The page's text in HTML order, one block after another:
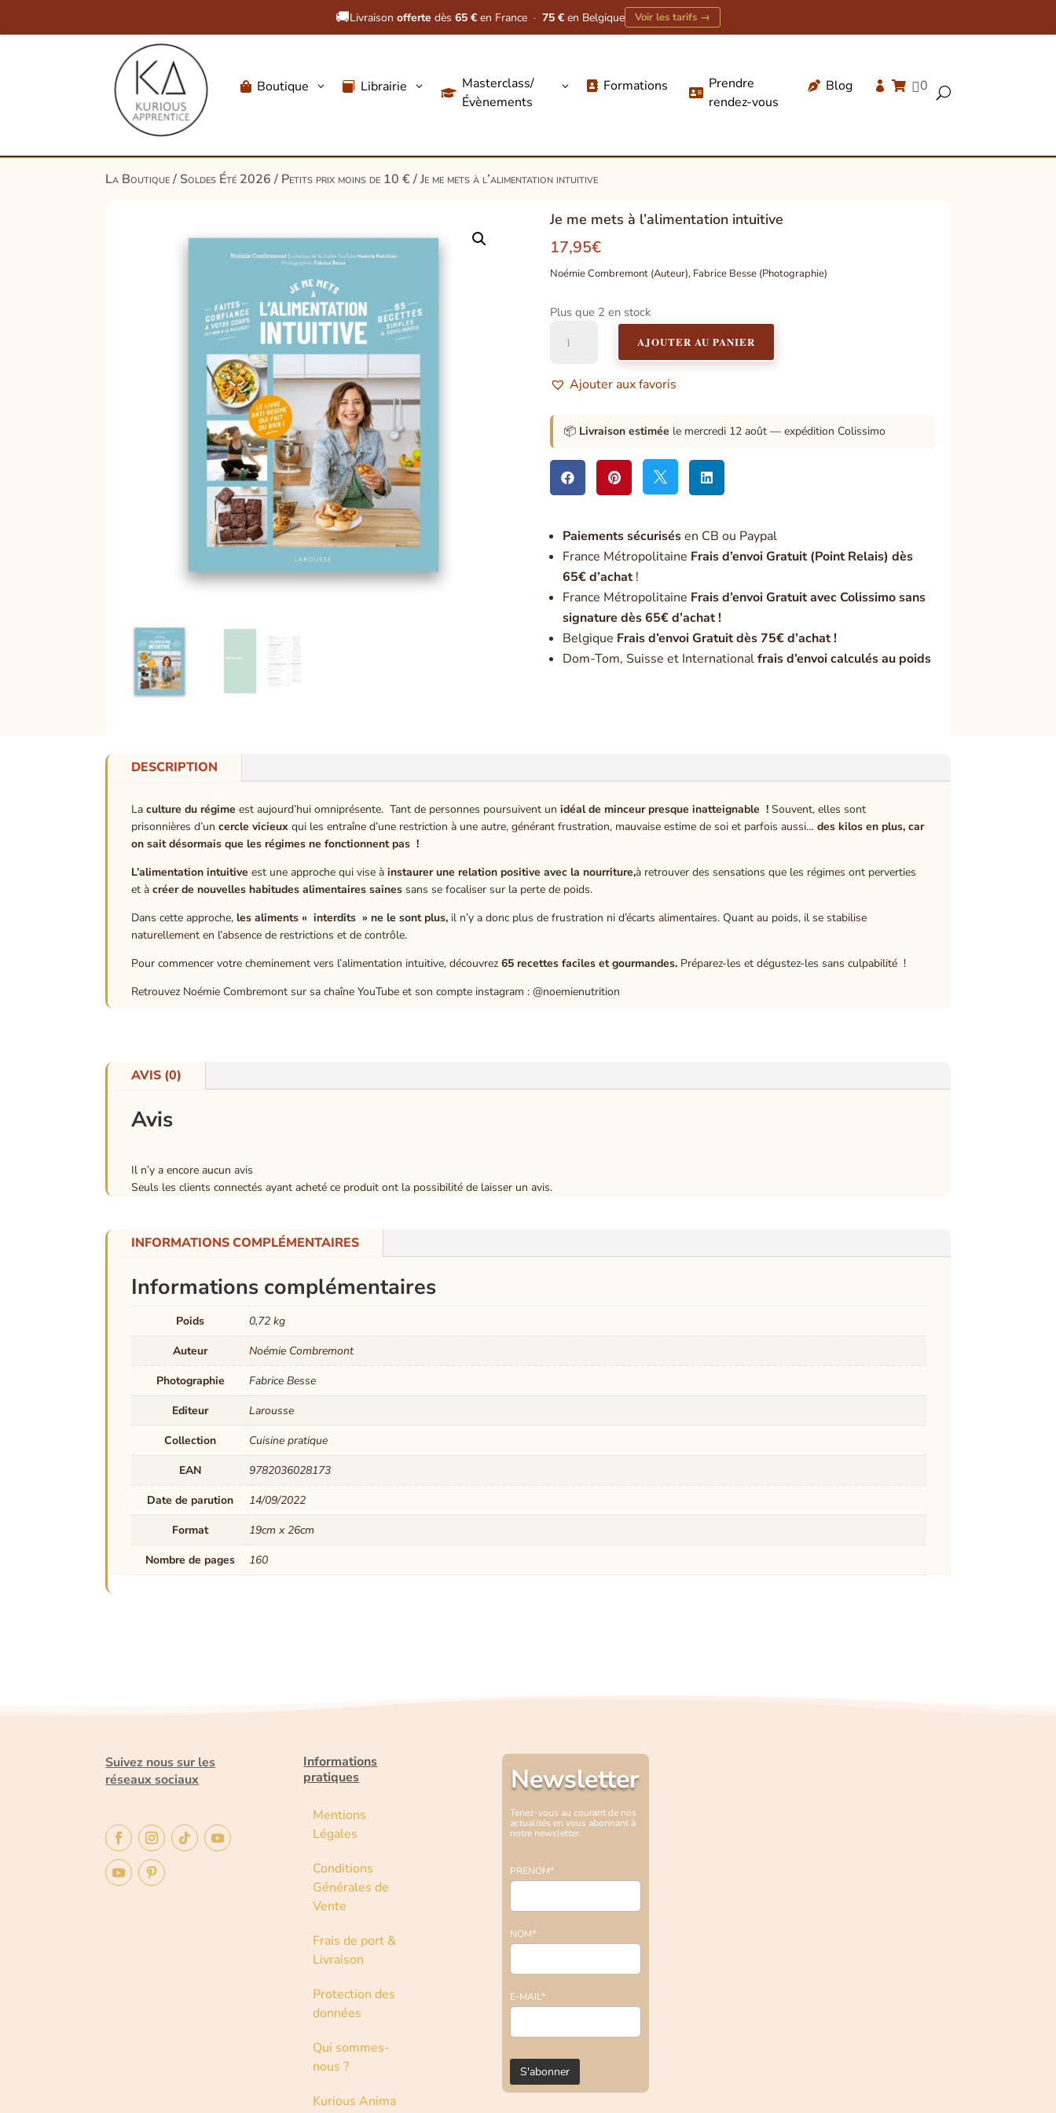
🚚Livraison offerte dès 65 € en France · 75 € en Belgique Voir les tarifs →
 Boutique 3  Librairie 3

Masterclass/
Évènements
3  Formations 
Prendre
rendez-vous
 Blog   0 U
produits
La Boutique/ Soldes Été 2026/ Petits prix moins de 10 €/ Je me mets à l’alimentation intuitive
Je me mets à l’alimentation intuitive
17,95€
Noémie Combremont (Auteur), Fabrice Besse (Photographie)
Plus que 2 en stock
me
à
l'alimentation
intuitive
AJOUTER AU PANIER
Ajouter aux favoris
📦 Livraison estimée le mercredi 12 août — expédition Colissimo
   
Paiements sécurisésen CB ou Paypal
France Métropolitaine Frais d’envoi Gratuit (Point Relais) dès
65€ d’achat!
France Métropolitaine Frais d’envoi Gratuit avec Colissimo sans
signature dès 65€ d’achat !
Belgique Frais d’envoi Gratuit dès 75€ d’achat !
Dom-Tom, Suisse et Internationalfrais d’envoi calculés au poids
DESCRIPTION
Laculture du régime est aujourd’hui omniprésente. Tant de personnes poursuivent unidéal de minceur presque inatteignable !Souvent, elles sont
prisonnières d’uncercle vicieux qui les entraîne d’une restriction à une autre, générant frustration, mauvaise estime de soi et parfois aussi…des kilos en plus, car
on sait désormais que les régimes ne fonctionnent pas !
L’alimentation intuitive est une approche qui vise àinstaurer une relation positive avec la nourriture,à retrouver des sensations que les régimes ont perverties
et àcréer de nouvelles habitudes alimentaires saines sans se focaliser sur la perte de poids.
Dans cette approche, les aliments « interdits » ne le sont plus, il n’y a donc plus de frustration ni d’écarts alimentaires. Quant au poids, il se stabilise
naturellement en l’absence de restrictions et de contrôle.
Pour commencer votre cheminement vers l’alimentation intuitive, découvrez65 recettes faciles et gourmandes. Préparez-les et dégustez-les sans culpabilité !
Retrouvez Noémie Combremont sur sa chaîne YouTube et son compte instagram : @noemienutrition
AVIS (0)
Avis
Il n’y a encore aucun avis
Seuls les clients connectés ayant acheté ce produit ont la possibilité de laisser un avis.
INFORMATIONS COMPLÉMENTAIRES
Informations complémentaires
Poids
0,72 kg
Auteur
Noémie Combremont
Photographie
Fabrice Besse
Editeur
Larousse
Collection
Cuisine pratique
EAN
9782036028173
Date de parution
14/09/2022
Format
19cm x 26cm
Nombre de pages
160
Suivez nous sur les
réseaux sociaux
Informations
pratiques
Mentions
Légales
Conditions
Générales de
Vente
Frais de port &
Livraison
Protection des
données
Qui sommes-
nous ?
Kurious Anima
Newsletter
Tenez-vous au courant de nos
actualités en vous abonnant à
notre newsletter.
PRENOM*
NOM*
E-MAIL*